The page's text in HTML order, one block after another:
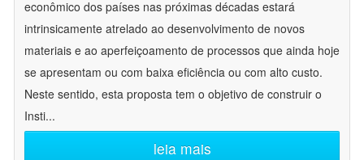
econômico dos países nas próximas décadas estará
intrinsicamente atrelado ao desenvolvimento de novos
materiais e ao aperfeiçoamento de processos que ainda hoje
se apresentam ou com baixa eficiência ou com alto custo.
Neste sentido, esta proposta tem o objetivo de construir o
Insti...
leia mais